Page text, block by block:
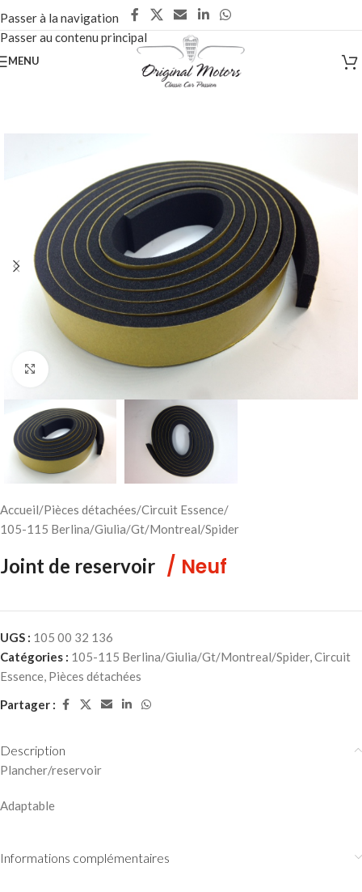
Passer à la navigation
Passer au contenu principal
MENU
Cliquez pour agrandir
Accueil/Pièces détachées/Circuit Essence/
105-115 Berlina/Giulia/Gt/Montreal/Spider
Joint de reservoir / Neuf
UGS : 105 00 32 136
Catégories : 105-115 Berlina/Giulia/Gt/Montreal/Spider,Circuit
Essence, Pièces détachées
Partager :
Description
Plancher/reservoir
Adaptable
Informations complémentaires